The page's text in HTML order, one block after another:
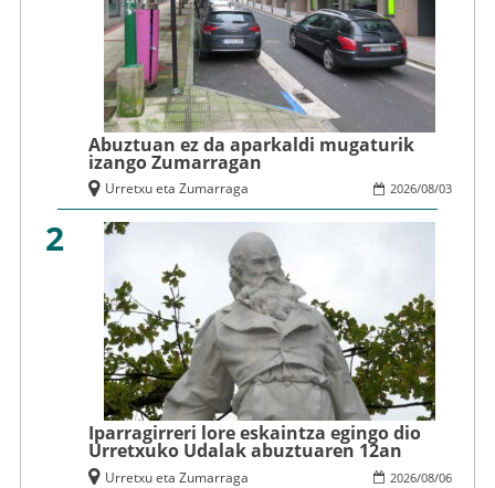
Abuztuan ez da aparkaldi mugaturik
izango Zumarragan
2026/08/03
Urretxu eta Zumarraga
2
Iparragirreri lore eskaintza egingo dio
Urretxuko Udalak abuztuaren 12an
2026/08/06
Urretxu eta Zumarraga